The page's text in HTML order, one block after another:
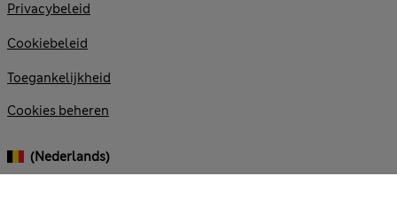
Privacybeleid
Cookiebeleid
Toegankelijkheid
Cookies beheren
(Nederlands)